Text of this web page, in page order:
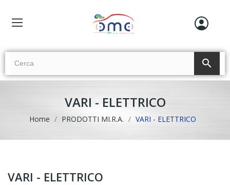
search
VARI - ELETTRICO
Home PRODOTTI MI.R.A. VARI - ELETTRICO
VARI - ELETTRICO